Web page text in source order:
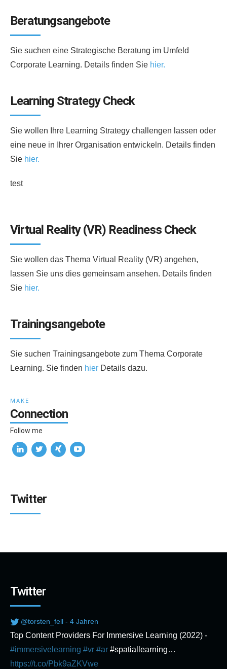
Beratungsangebote
Sie suchen eine Strategische Beratung im Umfeld
Corporate Learning. Details finden Sie hier.
Learning Strategy Check
Sie wollen Ihre Learning Strategy challengen lassen oder
eine neue in Ihrer Organisation entwickeln. Details finden
Sie hier.
test
Virtual Reality (VR) Readiness Check
Sie wollen das Thema Virtual Reality (VR) angehen,
lassen Sie uns dies gemeinsam ansehen. Details finden
Sie hier.
Trainingsangebote
Sie suchen Trainingsangebote zum Thema Corporate
Learning. Sie finden hier Details dazu.
MAKE
Connection
Follow me
Twitter
Twitter
@torsten_fell - 4 Jahren
Top Content Providers For Immersive Learning (2022) -
#immersivelearning #vr #ar #spatiallearning…
https://t.co/Pbk9aZKVwe